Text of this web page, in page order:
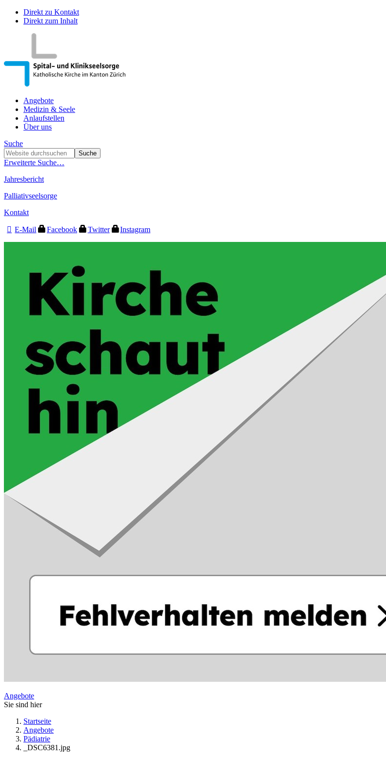
Direkt zu Kontakt
Direkt zum Inhalt
Angebote
Medizin & Seele
Anlaufstellen
Über uns
Suche
Erweiterte Suche…
Jahresbericht
Palliativseelsorge
Kontakt
E-Mail Facebook Twitter Instagram
Angebote
Sie sind hier
Startseite
Angebote
Pädiatrie
_DSC6381.jpg